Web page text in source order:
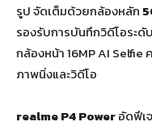
รูป จัดเต็มด้วยกล้องหลัก
รองรับการบันทึกวิดีโอระดั
กล้องหน้า 16MP AI
ภาพนิ่งและวิดีโอ
realme P4Powerอัดฟีเ